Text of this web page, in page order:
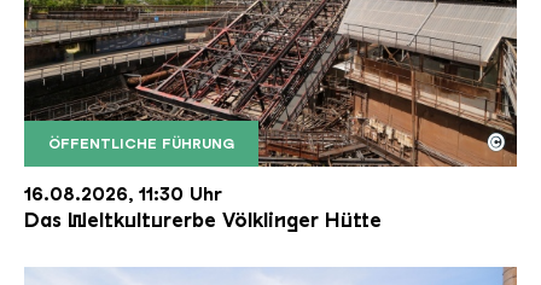
ÖFFENTLICHE FÜHRUNG
Der Erzschrägaufzug der Völklinger Hütte mit
Copyright: Weltkulturerbe Völklinger Hütte | Karl
©
16.08.2026, 11:30 Uhr
Das Weltkulturerbe Völklinger Hütte